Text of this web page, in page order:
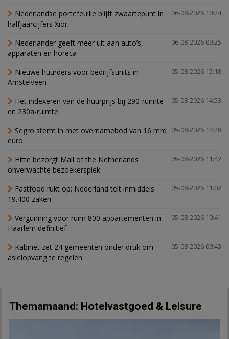
06-08-2026 10:24
Nederlandse portefeuille blijft zwaartepunt in
halfjaarcijfers Xior
06-08-2026 09:25
Nederlander geeft meer uit aan auto’s,
apparaten en horeca
05-08-2026 15:18
Nieuwe huurders voor bedrijfsunits in
Amstelveen
05-08-2026 14:53
Het indexeren van de huurprijs bij 290-ruimte
en 230a-ruimte
05-08-2026 12:28
Segro stemt in met overnamebod van 16 mrd
euro
05-08-2026 11:42
Hitte bezorgt Mall of the Netherlands
onverwachte bezoekerspiek
05-08-2026 11:02
Fastfood rukt op: Nederland telt inmiddels
19.400 zaken
05-08-2026 10:41
Vergunning voor ruim 800 appartementen in
Haarlem definitief
05-08-2026 09:43
Kabinet zet 24 gemeenten onder druk om
asielopvang te regelen
Themamaand: Hotelvastgoed & Leisure